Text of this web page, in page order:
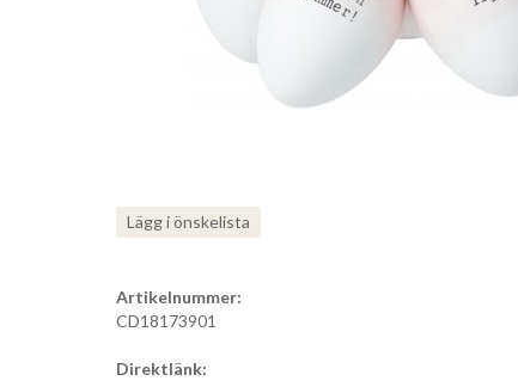
Lägg i önskelista
Artikelnummer:
CD18173901
Direktlänk: